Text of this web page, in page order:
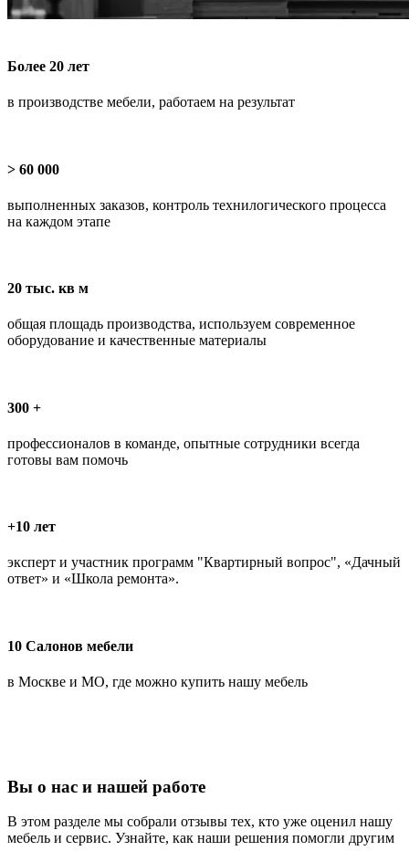
Более 20 лет
в производстве мебели, работаем на результат
> 60 000
выполненных заказов, контроль технилогического процесса
на каждом этапе
20 тыс. кв м
общая площадь производства, используем современное
оборудование и качественные материалы
300 +
профессионалов в команде, опытные сотрудники всегда
готовы вам помочь
+10 лет
эксперт и участник программ "Квартирный вопрос", «Дачный
ответ» и «Школа ремонта».
10 Салонов мебели
в Москве и МО, где можно купить нашу мебель
Вы о нас и нашей работе
В этом разделе мы собрали отзывы тех, кто уже оценил нашу
мебель и сервис. Узнайте, как наши решения помогли другим